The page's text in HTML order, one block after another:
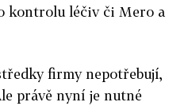
kontrolu léčiv či Mero a
firmy nepotřebují,
právě nyní je nutné